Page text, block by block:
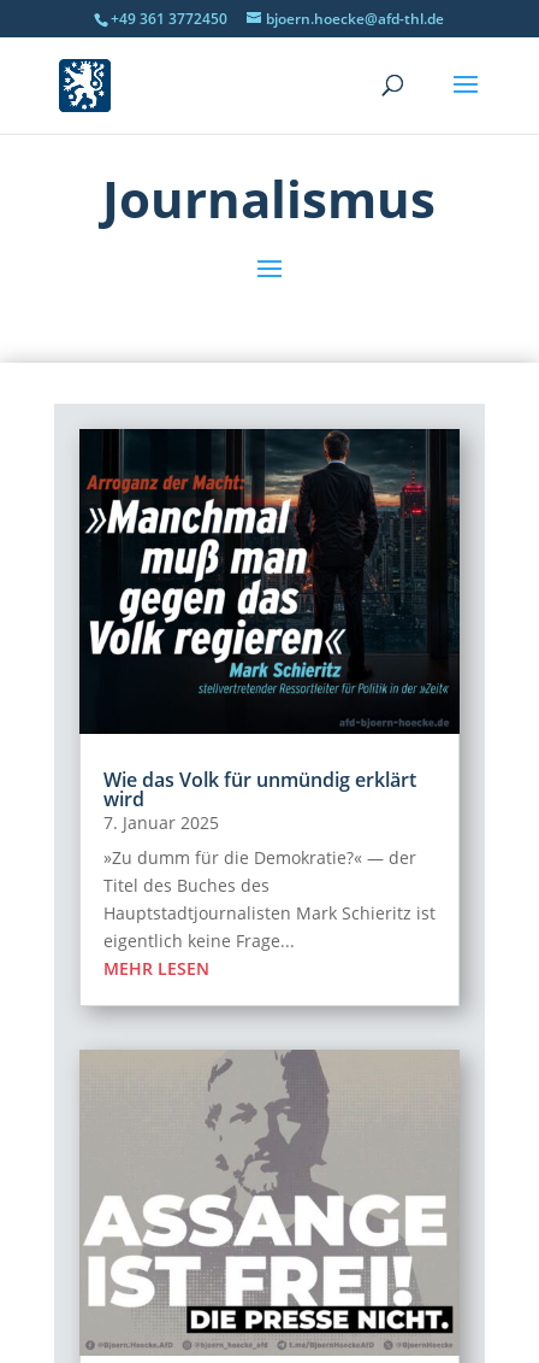
+49 361 3772450 bjoern.hoecke@afd-thl.de
Journalismus
Wie das Volk für unmündig erklärt
wird
7. Januar 2025
»Zu dumm für die Demokratie?« — der
Titel des Buches des
Hauptstadtjournalisten Mark Schieritz ist
eigentlich keine Frage...
MEHR LESEN